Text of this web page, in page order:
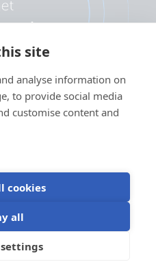
site
analyse information on
to provide social media
customise content and
cookies
all
©Victron Energy 2026